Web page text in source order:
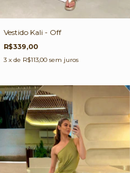
Vestido Kali - Off
R$339,00
3 x de R$113,00 sem juros